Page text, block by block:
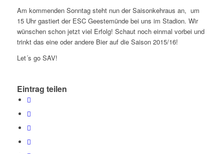
Am kommenden Sonntag steht nun der Saisonkehraus an, um
15 Uhr gastiert der ESC Geestemünde bei uns im Stadion. Wir
wünschen schon jetzt viel Erfolg! Schaut noch einmal vorbei und
trinkt das eine oder andere Bier auf die Saison 2015/16!
Let´s go SAV!
Eintrag teilen